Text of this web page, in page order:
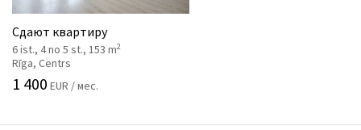
Сдают квартиру
6 ist., 4 no 5 st., 153 m2
Rīga, Centrs
1 400 EUR / мес.